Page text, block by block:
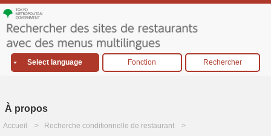
Select language Fonction Rechercher
À propos
Accueil
Recherche conditionnelle de restaurant